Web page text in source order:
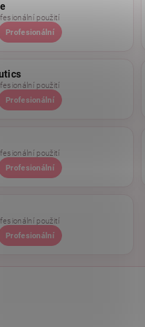
použití
Profesionální
použití
Profesionální
použití
Profesionální
použití
Profesionální